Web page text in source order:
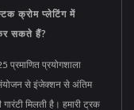
क्रोम प्लेटिंग में
सकते हैं?
प्रमाणित प्रयोगशाला
संयोजन से इंजेक्शन से अंतिम
मिलती है। हमारी ट्रक